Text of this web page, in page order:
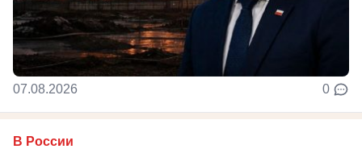
07.08.2026 0
В России